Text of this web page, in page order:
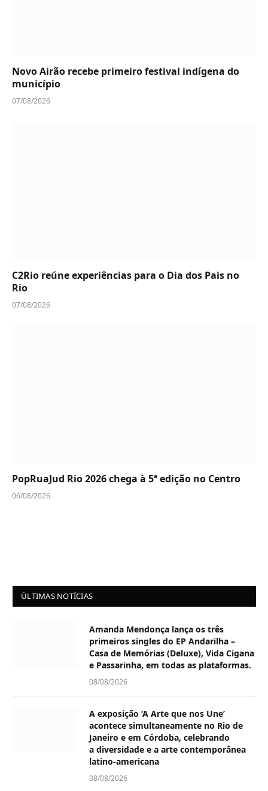
Novo Airão recebe primeiro festival indígena do
município
07/08/2026
C2Rio reúne experiências para o Dia dos Pais no
Rio
07/08/2026
PopRuaJud Rio 2026 chega à 5ª edição no Centro
06/08/2026
ÚLTIMAS NOTÍCIAS
Amanda Mendonça lança os três
primeiros singles do EP Andarilha –
Casa de Memórias (Deluxe), Vida Cigana
e Passarinha, em todas as plataformas.
08/08/2026
A exposição ‘A Arte que nos Une’
acontece simultaneamente no Rio de
Janeiro e em Córdoba, celebrando
a diversidade e a arte contemporânea
latino-americana
08/08/2026